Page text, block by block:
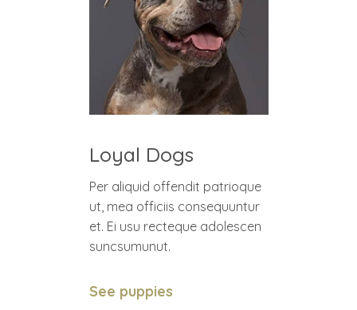
Loyal Dogs
Per aliquid offendit patrioque
ut, mea officiis consequuntur
et. Ei usu recteque adolescen
suncsumunut.
See puppies